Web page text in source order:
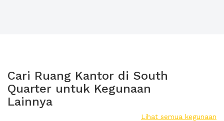
Cari Ruang Kantor di South
Quarter untuk Kegunaan
Lainnya
Lihat semua kegunaan